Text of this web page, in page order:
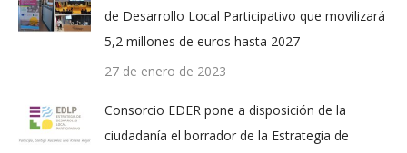
de Desarrollo Local Participativo que movilizará
5,2 millones de euros hasta 2027
27 de enero de 2023
Consorcio EDER pone a disposición de la
ciudadanía el borrador de la Estrategia de